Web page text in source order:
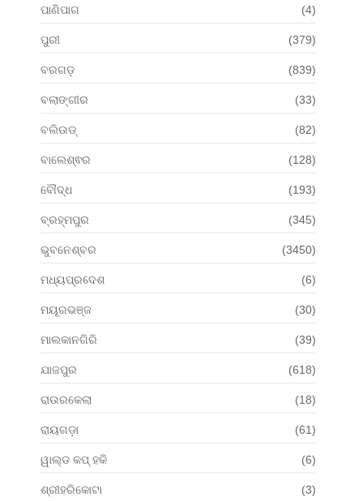
ପାଣିପାଗ (4)
ପୁରୀ (379)
ବରଗଡ଼ (839)
ବଲାଙ୍ଗୀର (33)
ବଲିଉଡ୍ (82)
ବାଲେଶ୍ଵର (128)
ବୌଦ୍ଧ (193)
ବ୍ରହ୍ମପୁର (345)
ଭୁବନେଶ୍ବର (3450)
ମଧ୍ୟପ୍ରଦେଶ (6)
ମୟୂରଭଞ୍ଜ (30)
ମାଲକାନଗିରି (39)
ଯାଜପୁର (618)
ରାଉରକେଲା (18)
ରାୟଗଡ଼ା (61)
ୱାଲ୍ଡ କପ୍ ହକି (6)
ଶ୍ରୀହରିକୋଟା (3)